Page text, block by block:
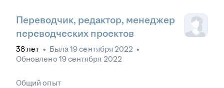
Переводчик, редактор, менеджер
переводческих проектов
38лет • Была19 сентября 2022 •
Обновлено 19 сентября 2022
Общий опыт